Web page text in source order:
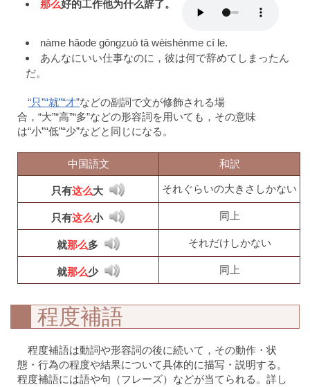
那么好的工作他为什么辞了。
nàme hǎode gōngzuò tā wèishénme cí le.
あんなにいい仕事なのに，彼は何で辞めてしまったん
だ。
“只”“就”“才”などの副詞で文が修飾される場
合，“大”“高”“多”などの形容詞を用いても，その意味
は“小”“低”“少”などと同じになる。
中国語文 和訳
只有这么大 それぐらいの大きさしかない
只有这么小 同上
就那么多 それだけしかない
就那么少 同上
程度補語
程度補語は動詞や形容詞の後に続いて，その動作・状
態・行為の程度や結果について具体的に描写・説明する。
程度補語には語や句（フレーズ）などが当てられる。詳し